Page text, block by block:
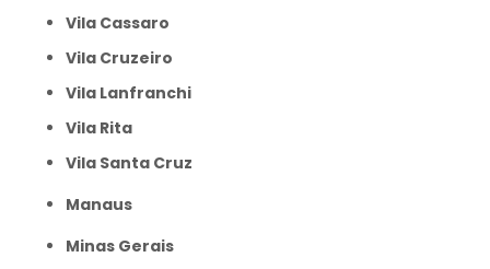
Vila Cassaro
Vila Cruzeiro
Vila Lanfranchi
Vila Rita
Vila Santa Cruz
Manaus
Minas Gerais